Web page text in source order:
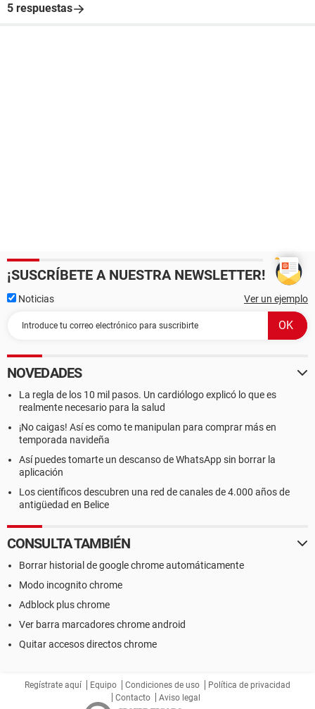
5 respuestas
¡SUSCRÍBETE A NUESTRA NEWSLETTER!
Noticias Ver un ejemplo
NOVEDADES
La regla de los 10 mil pasos. Un cardiólogo explicó lo que es
realmente necesario para la salud
¡No caigas! Así es como te manipulan para comprar más en
temporada navideña
Así puedes tomarte un descanso de WhatsApp sin borrar la
aplicación
Los científicos descubren una red de canales de 4.000 años de
antigüedad en Belice
CONSULTA TAMBIÉN
Borrar historial de google chrome automáticamente
Modo incognito chrome
Adblock plus chrome
Ver barra marcadores chrome android
Quitar accesos directos chrome
Regístrate aquí Equipo Condiciones de uso
Política de privacidad
Contacto
Aviso legal